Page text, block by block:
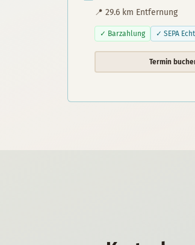
📍 29.6 km Entfernung
✓ Barzahlung ✓ SEPA
Termin